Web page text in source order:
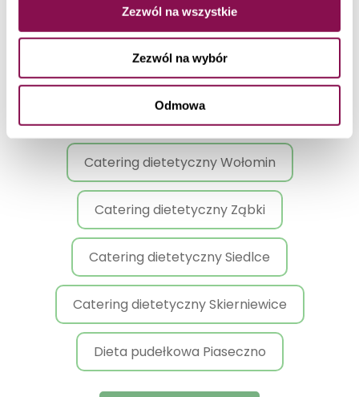
Zezwól na wszystkie
Zezwól na wybór
Odmowa
Catering Dietetyczny Warszawa Mokotów
Catering Dietetyczny Żoliborz
Dieta pudełkowa Warszawa Białołęka
Catering dietetyczny Wołomin
Catering dietetyczny Ząbki
Catering dietetyczny Siedlce
Catering dietetyczny Skierniewice
Dieta pudełkowa Piaseczno